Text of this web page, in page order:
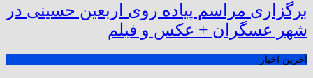
برگزاری مراسم پیاده روی اربعین حسینی در
شهر عسگران + عکس و فیلم
آخرین اخبار